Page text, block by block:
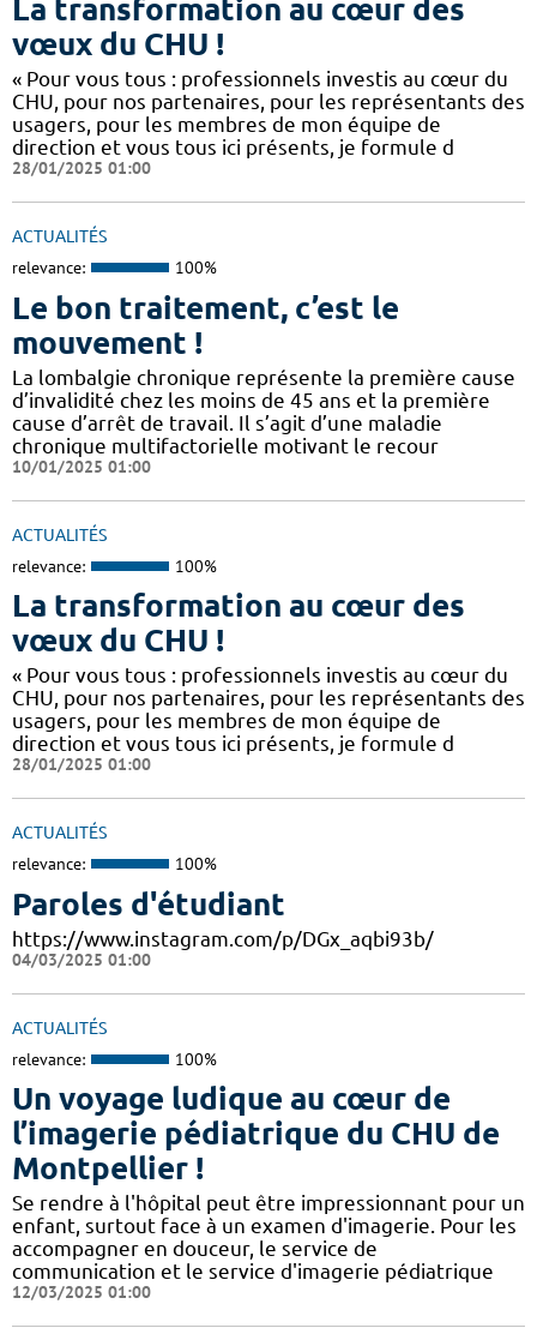
La transformation au cœur des
vœux du CHU !
« Pour vous tous : professionnels investis au cœur du
CHU, pour nos partenaires, pour les représentants des
usagers, pour les membres de mon équipe de
direction et vous tous ici présents, je formule d
28/01/2025 01:00
ACTUALITÉS
relevance: 100%
Le bon traitement, c’est le
mouvement !
La lombalgie chronique représente la première cause
d’invalidité chez les moins de 45 ans et la première
cause d’arrêt de travail. Il s’agit d’une maladie
chronique multifactorielle motivant le recour
10/01/2025 01:00
ACTUALITÉS
relevance: 100%
La transformation au cœur des
vœux du CHU !
« Pour vous tous : professionnels investis au cœur du
CHU, pour nos partenaires, pour les représentants des
usagers, pour les membres de mon équipe de
direction et vous tous ici présents, je formule d
28/01/2025 01:00
ACTUALITÉS
relevance: 100%
Paroles d'étudiant
https://www.instagram.com/p/DGx_aqbi93b/
04/03/2025 01:00
ACTUALITÉS
relevance: 100%
Un voyage ludique au cœur de
l’imagerie pédiatrique du CHU de
Montpellier !
​​​Se rendre à l'hôpital peut être impressionnant pour un
enfant, surtout face à un examen d'imagerie. Pour les
accompagner en douceur, le service de
communication et le service d'imagerie pédiatrique
12/03/2025 01:00